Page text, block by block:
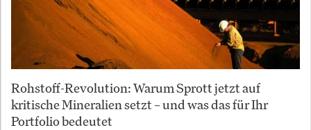
Rohstoff-Revolution: Warum Sprott jetzt auf
kritische Mineralien setzt – und was das für Ihr
Portfolio bedeutet